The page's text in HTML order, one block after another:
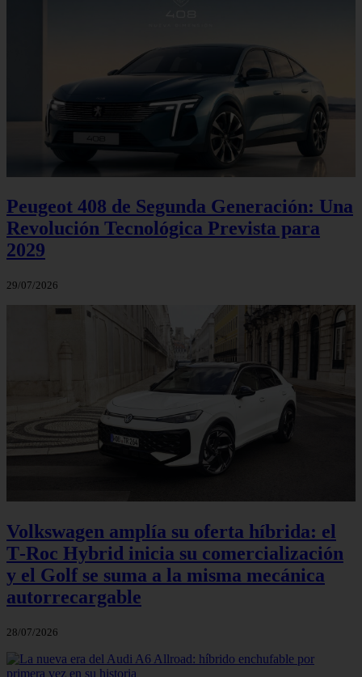
Peugeot 408 de Segunda Generación: Una
Revolución Tecnológica Prevista para
2029
29/07/2026
Volkswagen amplía su oferta híbrida: el
T‑Roc Hybrid inicia su comercialización
y el Golf se suma a la misma mecánica
autorrecargable
28/07/2026